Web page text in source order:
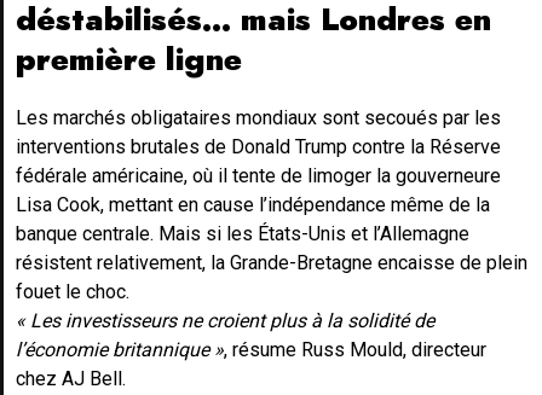
déstabilisés… mais Londres en
première ligne
Les marchés obligataires mondiaux sont secoués par les
interventions brutales de Donald Trump contre la Réserve
fédérale américaine, où il tente de limoger la gouverneure
Lisa Cook, mettant en cause l’indépendance même de la
banque centrale. Mais si les États-Unis et l’Allemagne
résistent relativement, la Grande-Bretagne encaisse de plein
fouet le choc.
« Les investisseurs ne croient plus à la solidité de
l’économie britannique », résume Russ Mould, directeur
chez AJ Bell.